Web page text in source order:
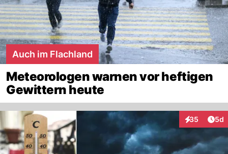
Auch im Flachland
Meteorologen warnen vor heftigen
Gewittern heute
35
Interaktionen
5d